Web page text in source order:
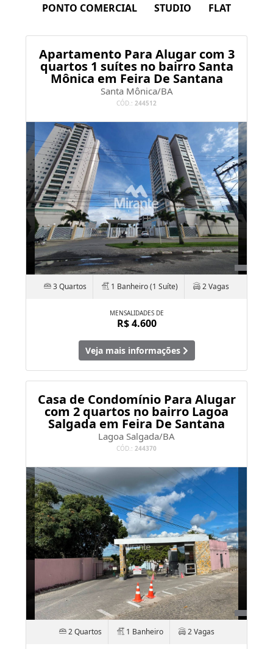
PONTO COMERCIAL
STUDIO FLAT
Apartamento Para Alugar com 3
quartos 1 suítes no bairro Santa
Mônica em Feira De Santana
Santa Mônica/BA
CÓD.: 244512
3 Quartos 1 Banheiro (1 Suíte) 2 Vagas
MENSALIDADES DE
R$ 4.600
Veja mais informações
Casa de Condomínio Para Alugar
com 2 quartos no bairro Lagoa
Salgada em Feira De Santana
Lagoa Salgada/BA
CÓD.: 244370
2 Quartos 1 Banheiro 2 Vagas